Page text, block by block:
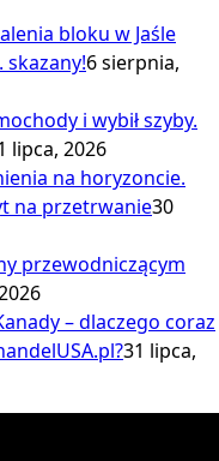
bloku w Jaśle
skazany!6 sierpnia,
i wybił szyby.
lipca, 2026
na horyzoncie.
na przetrwanie30
przewodniczącym
– dlaczego coraz
31 lipca,